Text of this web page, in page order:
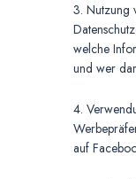
3. Nutzung
welche
und wer
4.
auf